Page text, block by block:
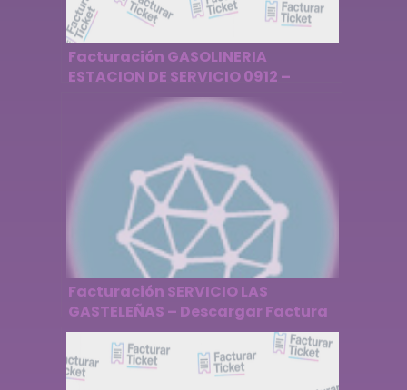
Facturación GASOLINERIA
ESTACION DE SERVICIO 0912 –
Descargar Factura
Facturación SERVICIO LAS
GASTELEÑAS – Descargar Factura